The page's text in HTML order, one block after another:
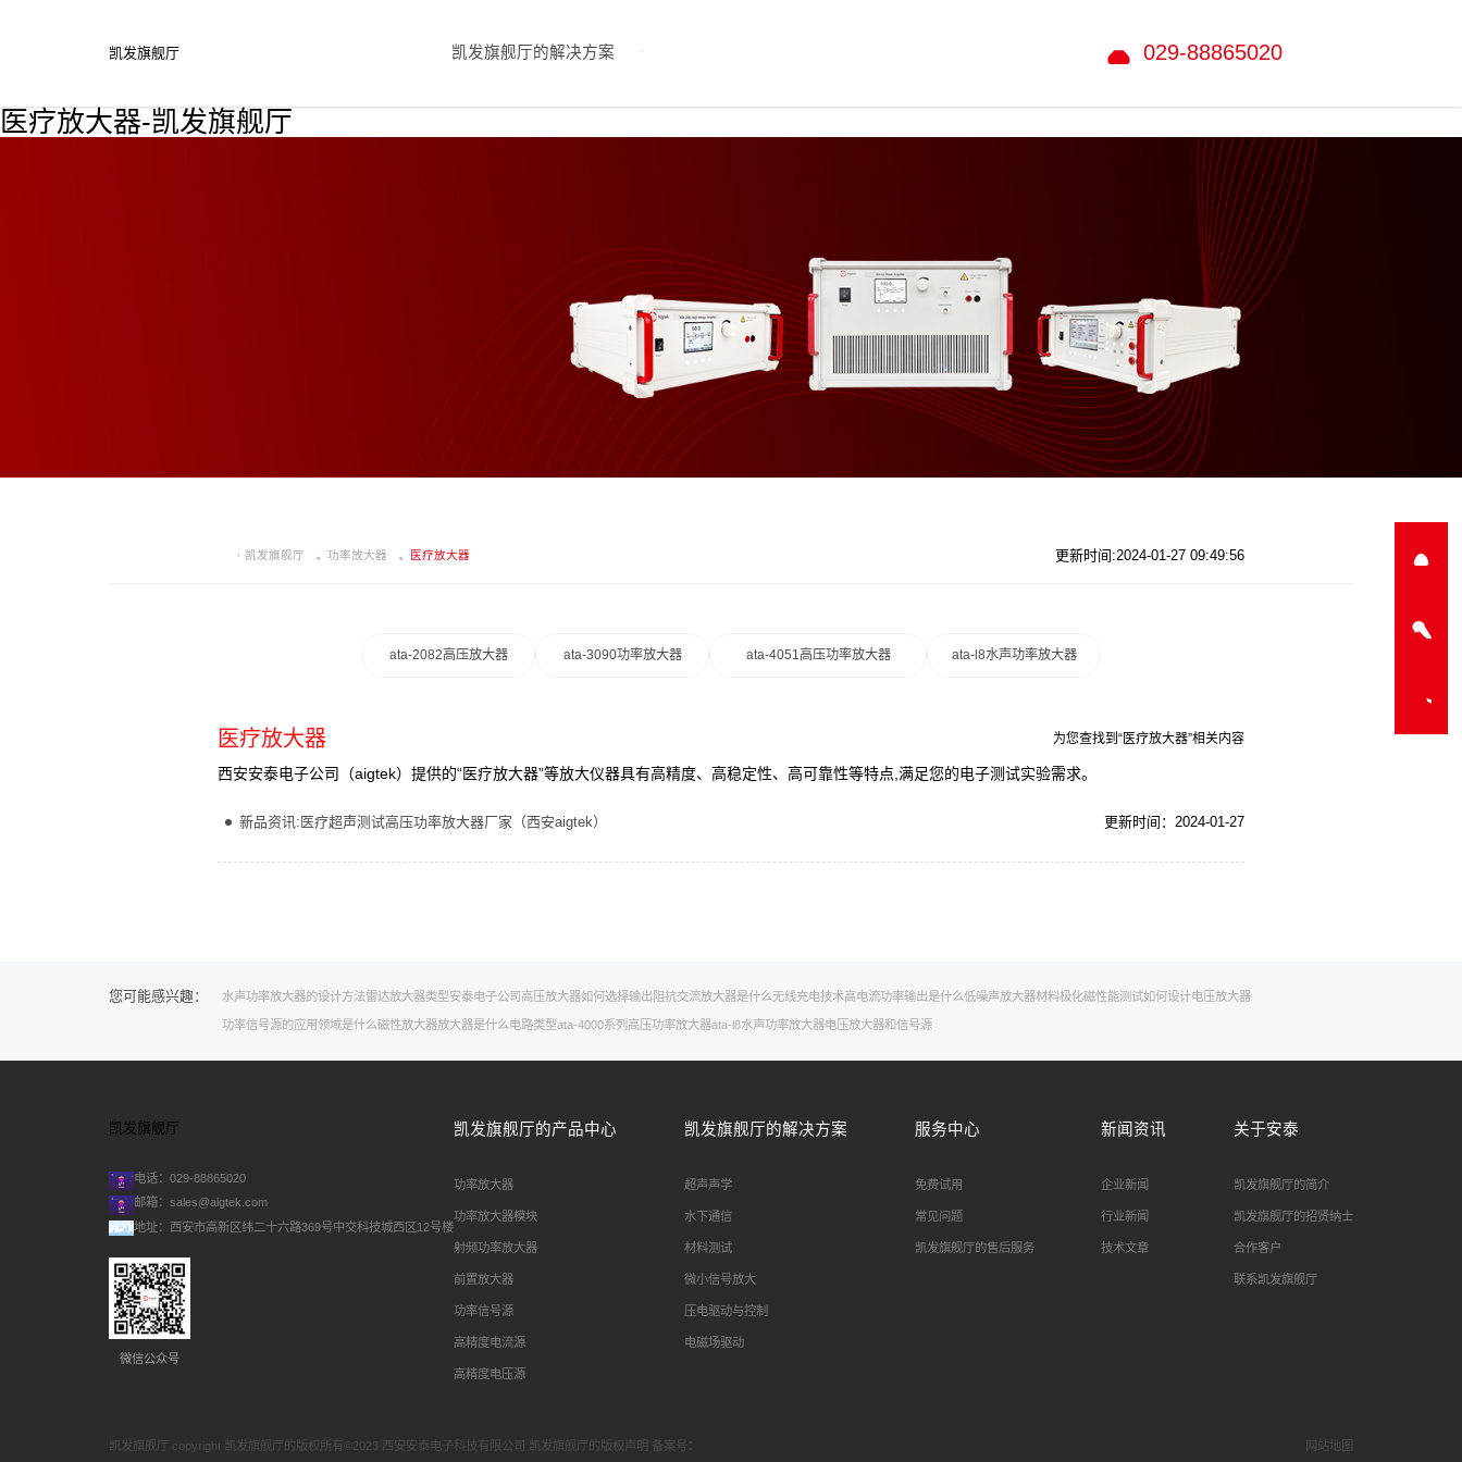
医疗放大器-凯发旗舰厅
凯发旗舰厅 凯发旗舰厅的解决方案 029-88865020
凯发旗舰厅 功率放大器 医疗放大器 更新时间:2024-01-27 09:49:56
ata-2082高压放大器 ata-3090功率放大器 ata-4051高压功率放大器 ata-l8水声功率放大器
医疗放大器 为您查找到“医疗放大器”相关内容
西安安泰电子公司（aigtek）提供的“医疗放大器”等放大仪器具有高精度、高稳定性、高可靠性等特点,满足您的电子测试实验需求。
新品资讯:医疗超声测试高压功率放大器厂家（西安aigtek） 更新时间：2024-01-27
您可能感兴趣： 水声功率放大器的设计方法雷达放大器类型安泰电子公司 高压放大器如何选择输出阻抗交流放大器是什么无线充电技术高电流功率输出是什么低噪声放大器材料极化磁性能测试如何设计电压放大器
功率信号源的应用领域是什么磁性放大器放大器是什么电路类型ata-4000系列高压功率放大器ata-l8水声功率放大器电压放大器和信号源
凯发旗舰厅
电话：029-88865020
邮箱： sales@aigtek.com
地址：西安市高新区纬二十六路369号中交科技城西区12号楼
微信公众号
凯发旗舰厅的产品中心
功率放大器
功率放大器模块
射频功率放大器
前置放大器
功率信号源
高精度电流源
高精度电压源
凯发旗舰厅的解决方案
超声声学
水下通信
材料测试
微小信号放大
压电驱动与控制
电磁场驱动
服务中心
免费试用
常见问题
凯发旗舰厅的售后服务
新闻资讯
企业新闻
行业新闻
技术文章
关于安泰
凯发旗舰厅的简介
凯发旗舰厅的招贤纳士
合作客户
联系凯发旗舰厅
凯发旗舰厅 copyright 凯发旗舰厅的版权所有©2023 西安安泰电子科技有限公司 凯发旗舰厅的版权声明 备案号： 网站地图